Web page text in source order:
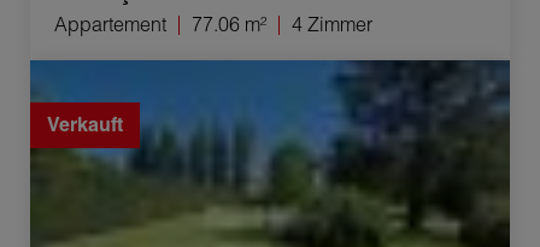
Appartement 77.06 m² 4 Zimmer
Verkauf Baugrundstück Sornay 1100 m²
Verkauft